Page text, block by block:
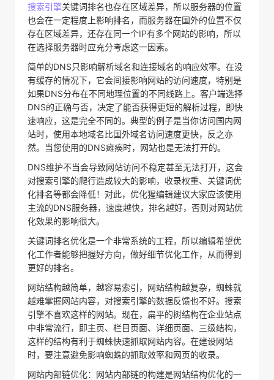
搜索引擎关键词排名也存在区域差异，所以服务器的位置
也会在一定程度上影响排名，而服务器在国外的位置不仅
存在区域差异，还存在同一个IP有多个网站的影响，所以
在选择服务器时应充分考虑这一因素。
简单的DNS只影响解析域名和连接域名的响应效率。在没
有缓存的情况下，它会间接影响网站的访问速度，特别是
如果DNS分布在不同地理位置的不同线路上。客户端选择
DNS的正确与否，决定了能否获得更短的解析过程，即快
速响应，这是完全不同的。典型的例子是当你访问国内网
站时，使用本地域名比国外域名访问速度更快，反之亦
然。当您使用的DNS瘫痪时，网站也是无法打开的。
DNS维护不当会导致网站访问不稳定甚至无法打开，这会
对搜索引擎的爬行造成较大的影响，收录权重、关键词优
化排名等都会降低！对此，优化猩编辑建议大家应该使用
主流的DNS服务器，速度越快，排名越好，否则对网站优
化效果的影响很大。
关键词排名优化是一个非常系统的工程，所以编辑希望优
化工作者能够把握好方向，做好细节优化工作，从而得到
更好的排名。
网站结构越简单，越容易索引，网站结构越复杂，蜘蛛就
越难掌握网站内容，对搜索引擎的数据反馈也不好。搜索
引擎不喜欢这样的网站。现在，扁平的树结构在企业站点
中非常流行，即主页、栏目页面、详细页面、三级结构，
这样的结构有利于蜘蛛快速抓取网站内容。在建设网站
时，要注意避免影响蜘蛛的抓取效率和网页的收录。
网站内部链优化：网站内部链的构建是网站结构优化的一